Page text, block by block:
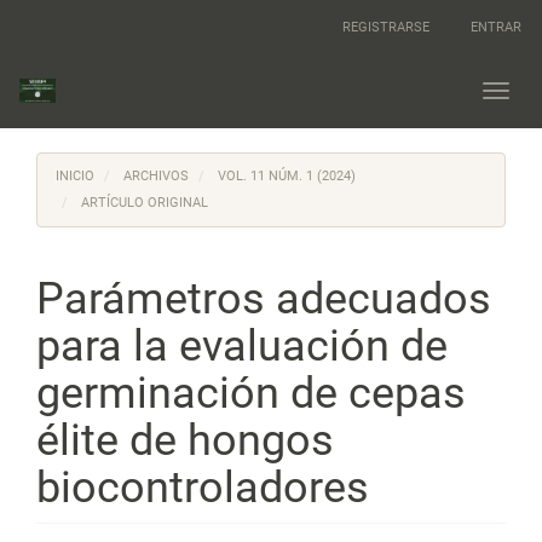
principal
Barra
lateral
REGISTRARSE ENTRAR
INICIO ARCHIVOS
VOL. 11 NÚM. 1 (2024)
ARTÍCULO ORIGINAL
Parámetros adecuados
para la evaluación de
germinación de cepas
élite de hongos
biocontroladores